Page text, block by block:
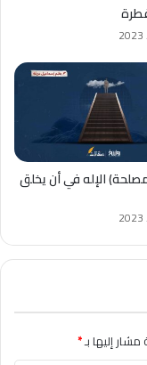
الإله في أن يخلق
إليها بـ*